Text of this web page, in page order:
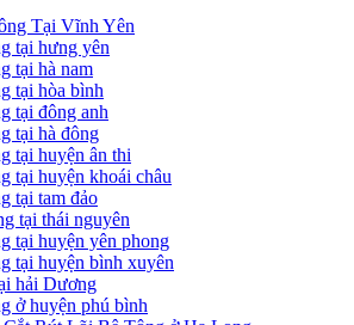
Tại Vĩnh Yên
tại hưng yên
tại hà nam
tại hòa bình
tại đông anh
tại hà đông
tại huyện ân thi
tại huyện khoái châu
tại tam đảo
tại thái nguyên
tại huyện yên phong
tại huyện bình xuyên
hải Dương
ở huyện phú bình